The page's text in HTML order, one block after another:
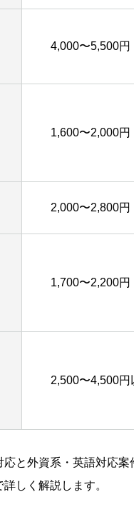
4,000〜5,500円
1,600〜2,000円
2,000〜2,800円
1,700〜2,200円
2,500〜4,500円
と外資系・英語対応
しく解説します。